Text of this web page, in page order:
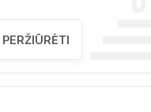
PERŽIŪRĖTI